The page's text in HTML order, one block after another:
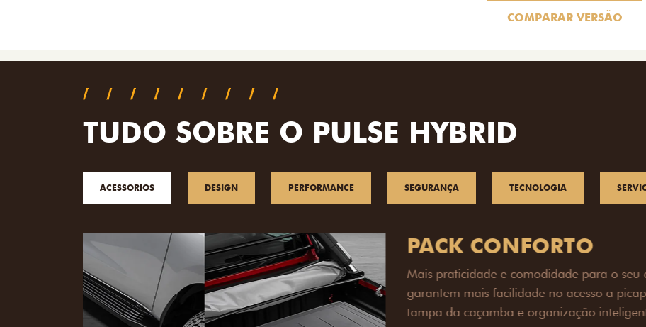
COMPARAR VERSÃO
TUDO SOBRE O PULSE HYBRID
ACESSORIOS DESIGN PERFORMANCE SEGURANÇA TECNOLOGIA
PACK OFF-
Prepare sua picape para
engate de reboque para até
lamas e overbumper,